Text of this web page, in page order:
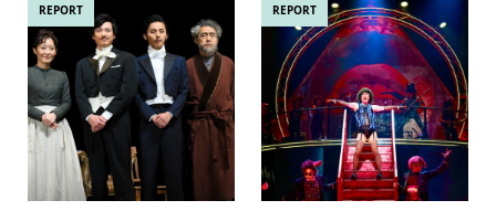
REPORT REPORT